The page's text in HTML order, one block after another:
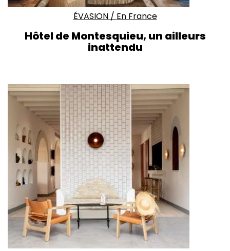
ÉVASION/ En France
Hôtel de Montesquieu, un ailleurs
inattendu